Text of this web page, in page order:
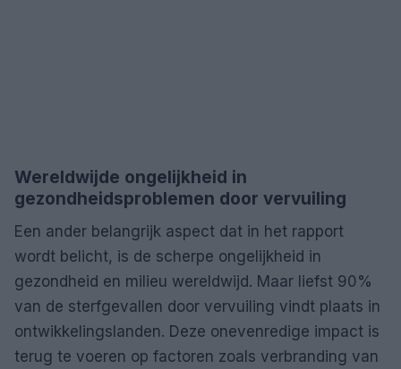
Wereldwijde ongelijkheid in
gezondheidsproblemen door vervuiling
Een ander belangrijk aspect dat in het rapport
wordt belicht, is de scherpe ongelijkheid in
gezondheid en milieu wereldwijd. Maar liefst 90%
van de sterfgevallen door vervuiling vindt plaats in
ontwikkelingslanden. Deze onevenredige impact is
terug te voeren op factoren zoals verbranding van